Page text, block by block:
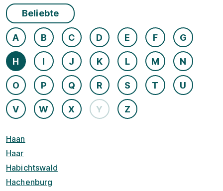
Beliebte
A B C D E F G
H I J K L M N
O P Q R S T U
V W X Y Z
Haan
Haar
Habichtswald
Hachenburg